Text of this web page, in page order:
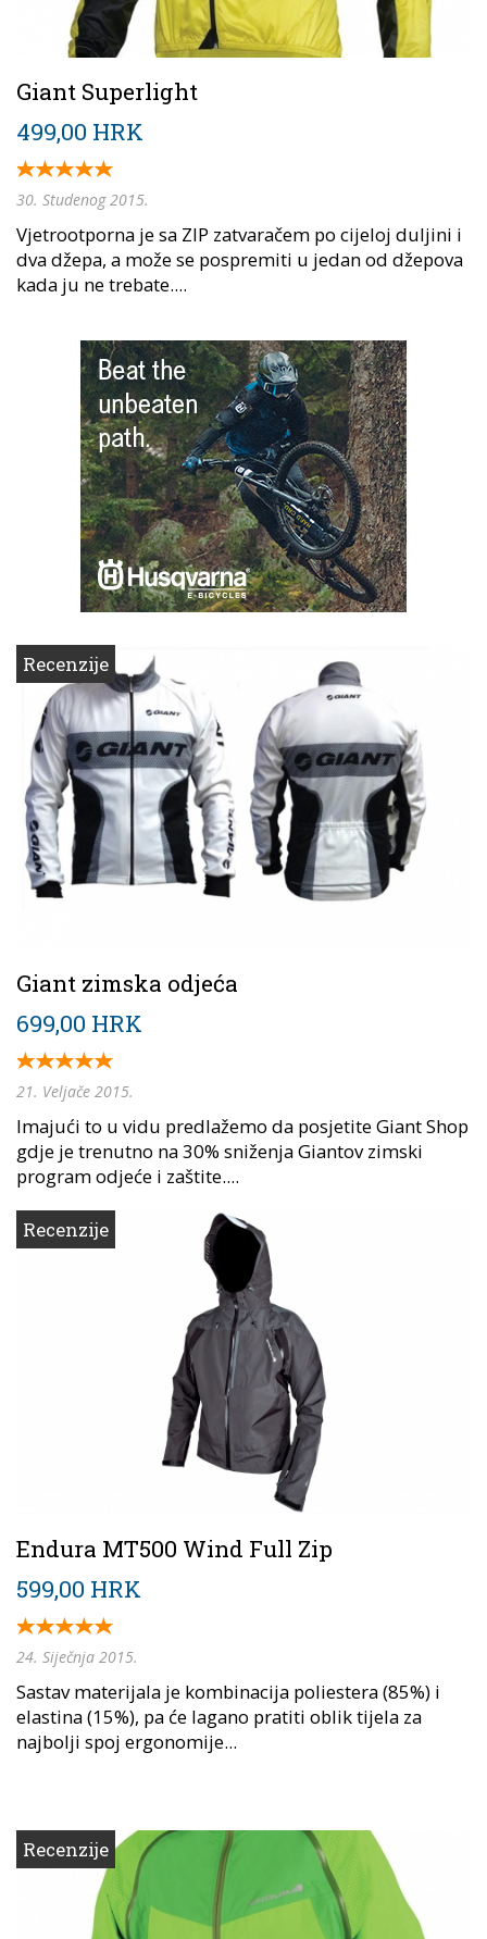
Giant Superlight
499,00 HRK
30. Studenog 2015.
Vjetrootporna je sa ZIP zatvaračem po cijeloj duljini i
dva džepa, a može se pospremiti u jedan od džepova
kada ju ne trebate....
Recenzije
Giant zimska odjeća
699,00 HRK
21. Veljače 2015.
Imajući to u vidu predlažemo da posjetite Giant Shop
gdje je trenutno na 30% sniženja Giantov zimski
program odjeće i zaštite....
Recenzije
Endura MT500 Wind Full Zip
599,00 HRK
24. Siječnja 2015.
Sastav materijala je kombinacija poliestera (85%) i
elastina (15%), pa će lagano pratiti oblik tijela za
najbolji spoj ergonomije...
Recenzije